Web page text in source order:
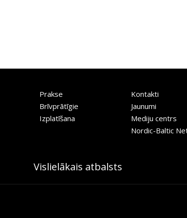
Prakse
Brīvprātīgie
Izplatīšana
Kontakti
Jaunumi
Mediju centrs
Nordic-Baltic
Vislielākais atbalsts